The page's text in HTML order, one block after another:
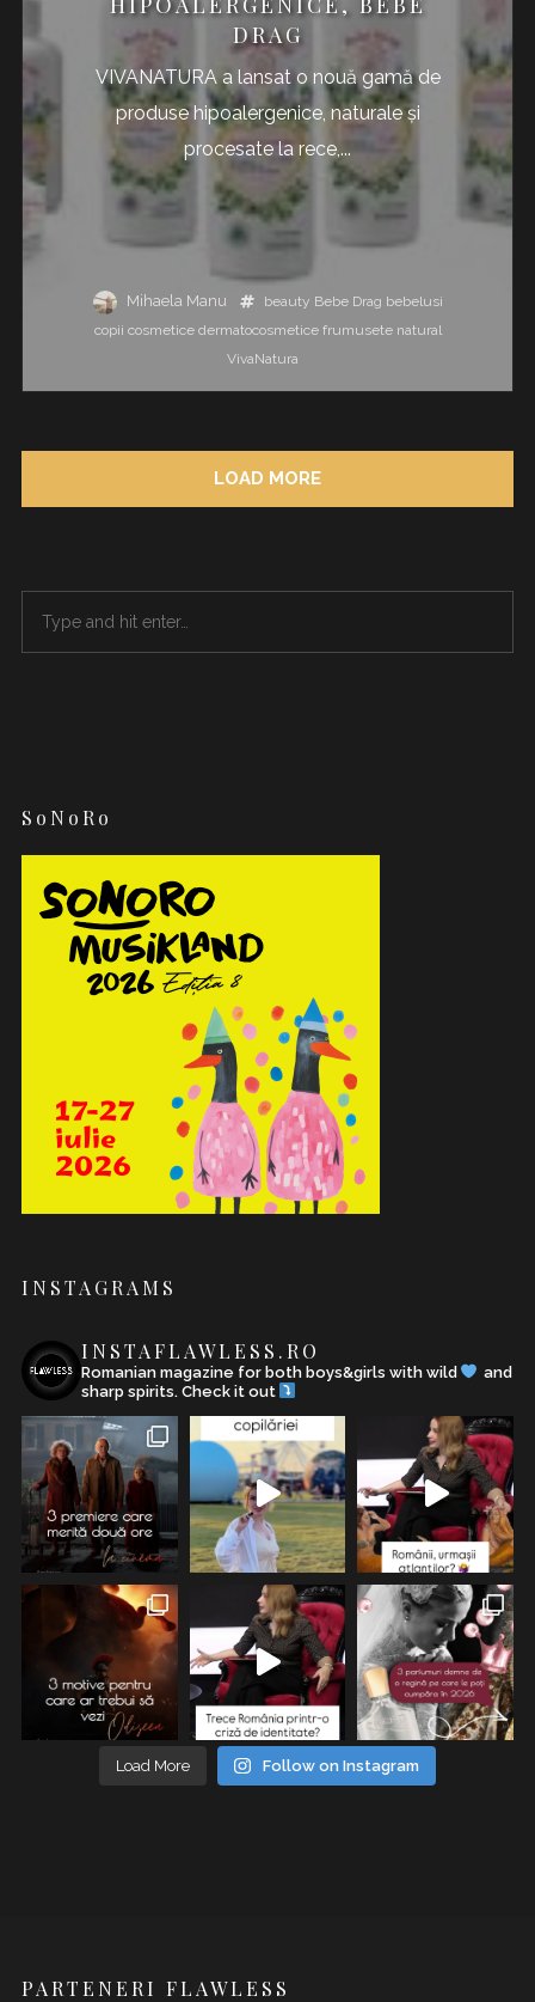
DRAG
VIVANATURA a lansat o nouă gamă de
produse hipoalergenice, naturale și
procesate la rece,...
Mihaela Manu beauty Bebe Drag bebelusi
copii cosmetice dermatocosmetice frumusete natural
VivaNatura
LOAD MORE
SoNoRo
INSTAGRAMS
INSTAFLAWLESS.RO
Romanian magazine for both boys&girls with wild
and
sharp spirits. Check it out
Load More Follow on Instagram
PARTENERI FLAWLESS